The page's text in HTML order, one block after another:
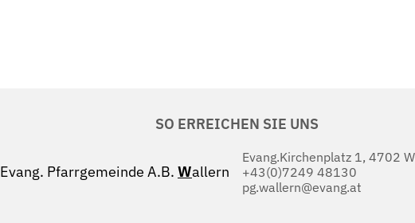
SO ERREICHEN SIE UNS
Evang. Pfarrgemeinde A.B. Wallern
Evang.Kirchenplatz 1, 4702
+43(0)7249 48130
pg.wallern@evang.at